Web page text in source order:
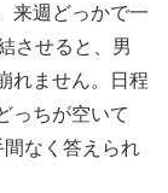
来週どっかで一
させると、男
れません。日程
っちが空いて
なく答えられ